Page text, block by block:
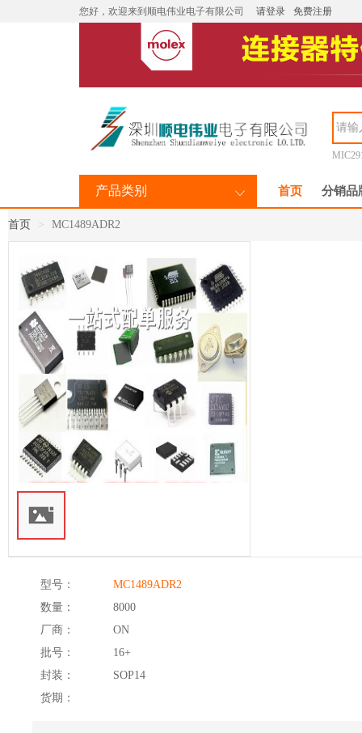
您好，欢迎来到顺电伟业电子有限公司 请登录 免费注册
产品类别 首页 分销品
首页 MC1489ADR2
型号：
MC1489ADR2
数量：
8000
厂商：
ON
批号：
16+
封装：
SOP14
货期：